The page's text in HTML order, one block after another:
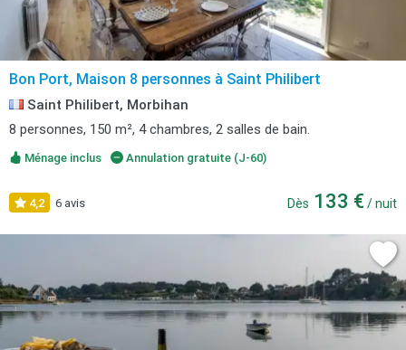
Bon Port, Maison 8 personnes à Saint Philibert
Saint Philibert, Morbihan
8 personnes, 150 m², 4 chambres, 2 salles de bain.
Ménage inclus Annulation gratuite (J-60)
4,2 6 avis Dès 133 € / nuit